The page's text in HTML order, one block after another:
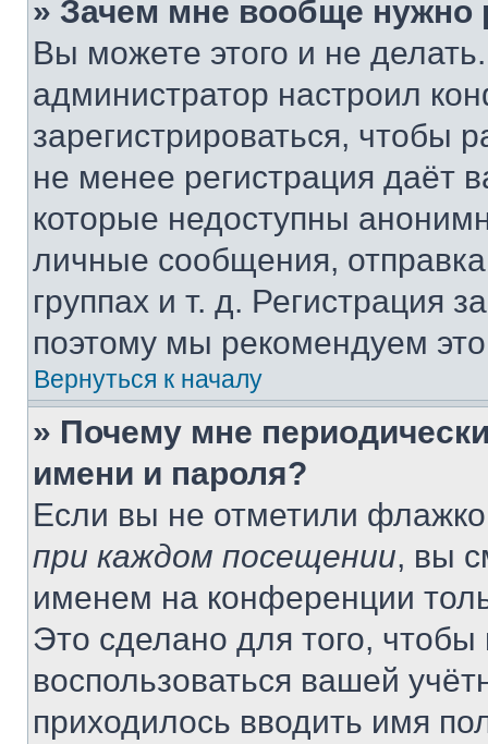
» Зачем мне вообще нужно
Вы можете этого и не
администратор настроил
зарегистрироваться, чтобы
не менее регистрация даёт
которые недоступны
личные сообщения,
группах и т. д. Регистрация
поэтому мы рекомендуем
Вернуться к началу
» Почему мне
имени и пароля?
Если вы не отметили
при каждом посещении, вы
именем на конференции
Это сделано для того, чтобы
воспользоваться вашей
приходилось вводить имя